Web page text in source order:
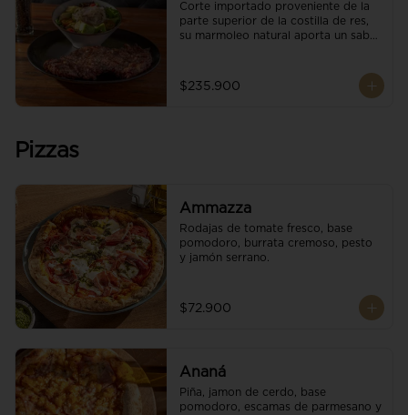
Corte importado proveniente de la
parte superior de la costilla de res,
su marmoleo natural aporta un sabor
con cristales de sal y mantequilla de
ajo y pimientos. Acompañado de una
$235.900
Pizzas
Ammazza
Rodajas de tomate fresco, base
pomodoro, burrata cremoso, pesto
y jamón serrano.
$72.900
Ananá
Piña, jamon de cerdo, base
pomodoro, escamas de parmesano y